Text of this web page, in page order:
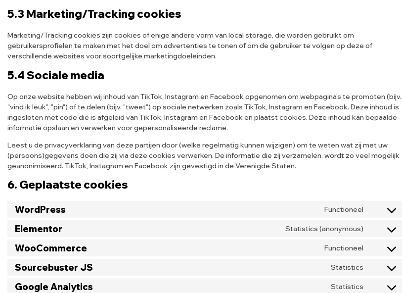
5.3 Marketing/Tracking cookies
Marketing/Tracking cookies zijn cookies of enige andere vorm van local storage, die worden gebruikt om
gebruikersprofielen te maken met het doel om advertenties te tonen of om de gebruiker te volgen op deze of
verschillende websites voor soortgelijke marketingdoeleinden.
5.4 Sociale media
Op onze website hebben wij inhoud van TikTok, Instagram en Facebook opgenomen om webpagina's te promoten (bijv.
"vind ik leuk", "pin") of te delen (bijv. "tweet") op sociale netwerken zoals TikTok, Instagram en Facebook. Deze inhoud is
ingesloten met code die is afgeleid van TikTok, Instagram en Facebook en plaatst cookies. Deze inhoud kan bepaalde
informatie opslaan en verwerken voor gepersonaliseerde reclame.
Leest u de privacyverklaring van deze partijen door (welke regelmatig kunnen wijzigen) om te weten wat zij met uw
(persoons)gegevens doen die zij via deze cookies verwerken. De informatie die zij verzamelen, wordt zo veel mogelijk
geanonimiseerd. TikTok, Instagram en Facebook zijn gevestigd in de Verenigde Staten.
6. Geplaatste cookies
WordPress Functioneel
Elementor Statistics (anonymous)
WooCommerce Functioneel
Sourcebuster JS Statistics
Google Analytics Statistics